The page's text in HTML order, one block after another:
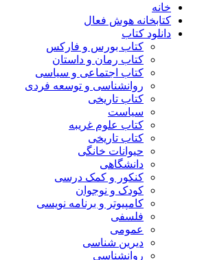
خانه
کتابخانه هوش فعال
دانلود کتاب
کتاب بورس و فارکس
کتاب رمان و داستان
کتاب اجتماعی و سیاسی
روانشناسی و توسعه فردی
کتاب تاریخی
سیاست
کتاب علوم غریبه
کتاب تاریخی
حیوانات خانگی
دانشگاهی
کنکور و کمک‌ درسی
کودک و نوجوان
کامپیوتر و برنامه نویسی
فلسفی
عمومی
دیرین شناسی
روانشناسی